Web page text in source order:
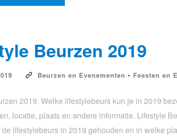
Beurzen 2019
Beurzen en Evenementen • Feesten en
2019. Welke lifestylebeurs kun je in 2019
locatie, plaats en andere informatie. Lifestyle
lifestylebeurs in 2019 gehouden en in welke